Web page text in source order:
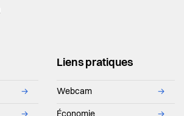
→
→
Liens pratiques
Webcam →
Économie →